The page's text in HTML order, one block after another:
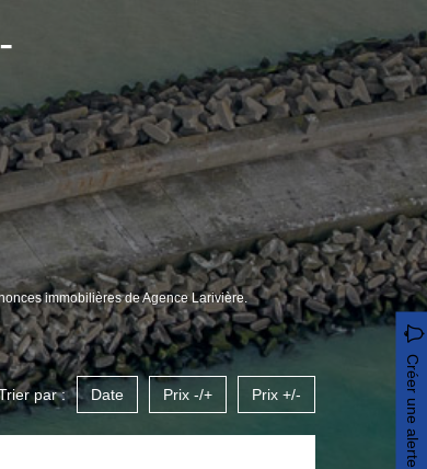
immobilières de Agence Larivière.
Créer une alerte
par : Date Prix -/+ Prix +/-